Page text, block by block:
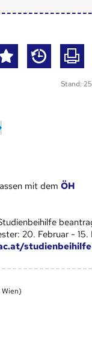
Stand:
mit demÖH
20. Februar - 15.
studienbeihilfe
Wien)